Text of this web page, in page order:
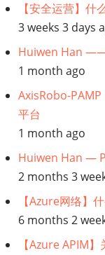
【安全运营】什
3 weeks 3 days
Huiwen Han ——
1 month ago
AxisRobo-
平台
1 month ago
Huiwen Han —
2 months 3
【Azure网络】
6 months 2
【Azure APIM